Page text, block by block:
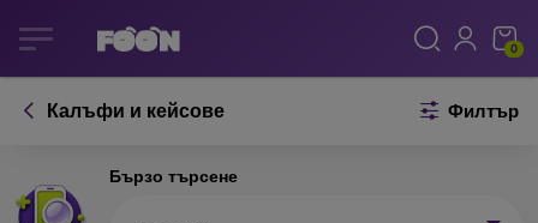
0
Калъфи и кейсове Филтър
Бързо търсене